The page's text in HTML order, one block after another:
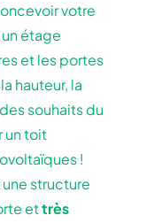
votre
étage
et les portes
hauteur, la
souhaits du
un toit
!
structure
ettrès